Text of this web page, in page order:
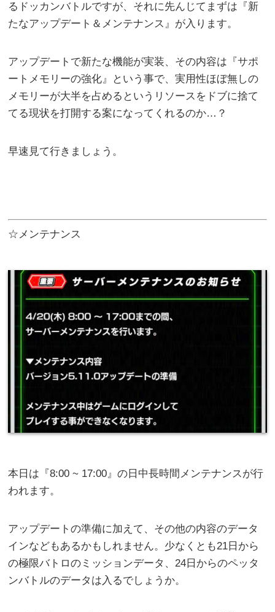
るドッカンバトルですが、それに先んじてまずは『新
たなアップデート＆メンテナンス』が入ります。
アップデートで新たな機能が実装、その内容は『サポ
ートメモリーの強化』という事で、実用性ほぼ無しの
メモリーが大半を占めるというリソースをドブに捨て
てる現状を打開する案になってくれるのか…？
早速見て行きましょう。
☆メンテナンス
本日は『8:00 ~ 17:00』の日中長時間メンテナンスが行
われます。
アップデートの準備に加えて、その他の内容のデータ
インなどもあるかもしれません。少なくとも21日から
の極限バトロのミッションデータ、24日からのペッタ
ンバトルのデータは入るでしょうか。